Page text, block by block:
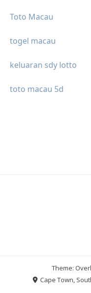
Toto Macau
togel macau
keluaran sdy lotto
toto macau 5d
Theme:
Cape Town,